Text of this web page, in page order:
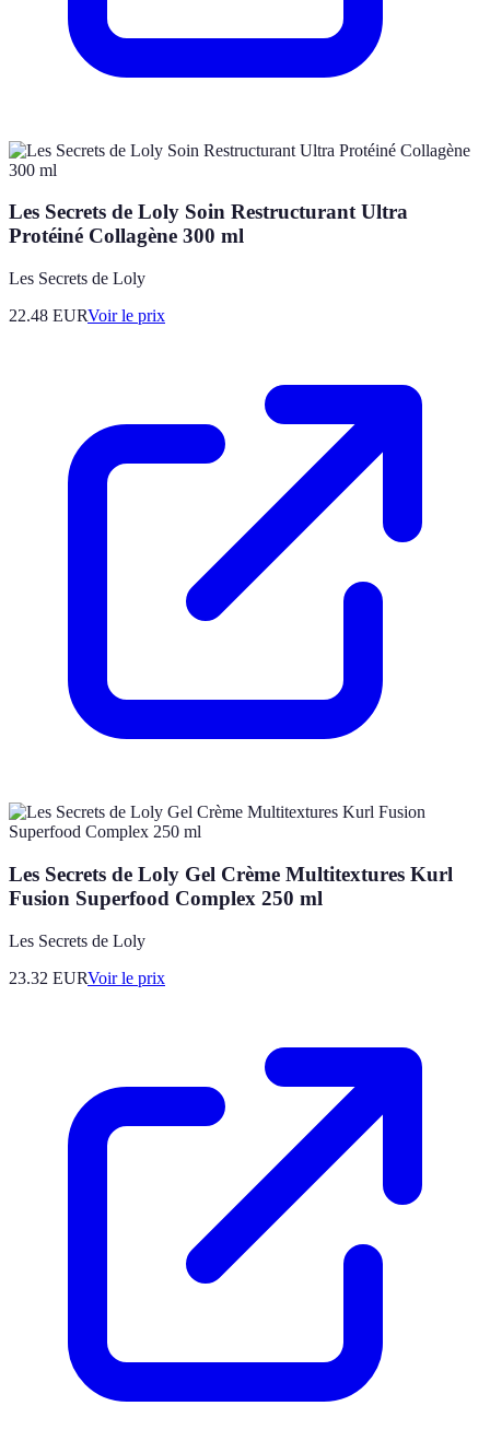
Les Secrets de Loly Soin Restructurant Ultra
Protéiné Collagène 300 ml
Les Secrets de Loly
22.48 EURVoir le prix
Les Secrets de Loly Gel Crème Multitextures Kurl
Fusion Superfood Complex 250 ml
Les Secrets de Loly
23.32 EURVoir le prix